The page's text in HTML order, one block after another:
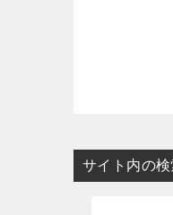
サイト内の